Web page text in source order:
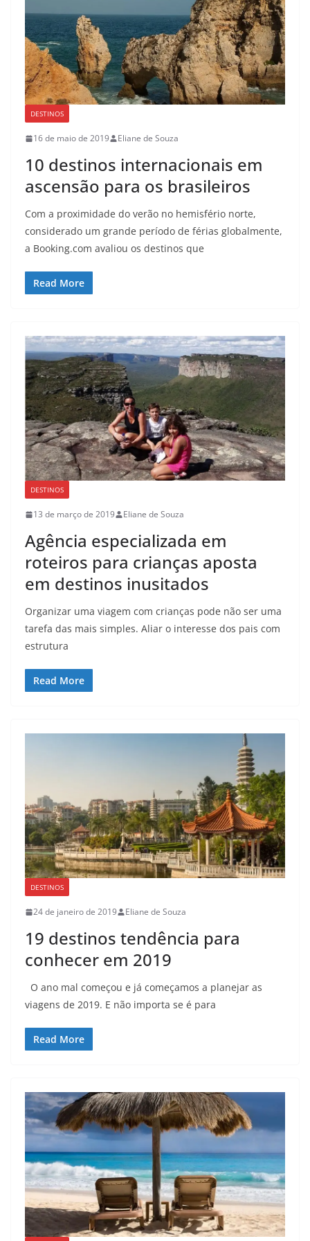
DESTINOS
16 de maio de 2019 Eliane de Souza
10 destinos internacionais em
ascensão para os brasileiros
Com a proximidade do verão no hemisfério norte,
considerado um grande período de férias globalmente,
a Booking.com avaliou os destinos que
Read More
DESTINOS
13 de março de 2019 Eliane de Souza
Agência especializada em
roteiros para crianças aposta
em destinos inusitados
Organizar uma viagem com crianças pode não ser uma
tarefa das mais simples. Aliar o interesse dos pais com
estrutura
Read More
DESTINOS
24 de janeiro de 2019 Eliane de Souza
19 destinos tendência para
conhecer em 2019
O ano mal começou e já começamos a planejar as
viagens de 2019. E não importa se é para
Read More